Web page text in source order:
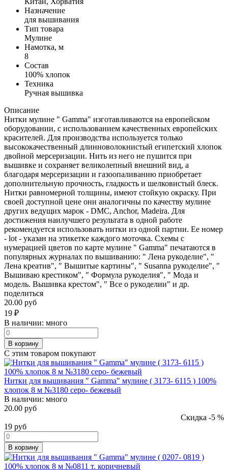
Назначение
для вышивания
Тип товара
Мулине
Намотка, м
8
Состав
100% хлопок
Техника
Ручная вышивка
Описание
Нитки мулине " Gamma" изготавливаются на европейском
оборудовании, с использованием качественных европейских
красителей. Для производства используется только
высококачественный длинноволокнистый египетский хлопок
двойной мерсеризации. Нить из него не пушится при
вышивке и сохраняет великолепный внешний вид, а
благодаря мерсеризации и газоопаливанию приобретает
дополнительную прочность, гладкость и шелковистый блеск.
Нитки равномерной толщины, имеют стойкую окраску. При
своей доступной цене они аналогичны по качеству мулине
других ведущих марок - DMC, Anchor, Madeira. Для
достижения наилучшего результата в одной работе
рекомендуется использовать нитки из одной партии. Ее номер
- lot - указан на этикетке каждого моточка. Схемы с
нумерацией цветов по карте мулине " Gamma" печатаются в
популярных журналах по вышиванию: " Лена рукоделие", "
Лена креатив", " Вышитые картины", " Susanna рукоделие", "
Вышиваю крестиком", " Формула рукоделия", " Мода и
модель. Вышивка крестом", " Все о рукоделии" и др.
поделиться
20.00 руб
19 ₽
В наличии: много
В корзину
С этим товаром покупают
Нитки для вышивания " Gamma" мулине ( 3173- 6115 ) 100%
хлопок 8 м №3180 серо- бежевый
В наличии: много
20.00 руб
Скидка -5 %
19 руб
В корзину